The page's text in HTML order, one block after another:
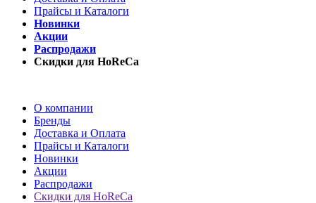
Прайсы и Каталоги
Новинки
Акции
Распродажи
Скидки для HoReCa
О компании
Бренды
Доставка и Оплата
Прайсы и Каталоги
Новинки
Акции
Распродажи
Скидки для HoReCa